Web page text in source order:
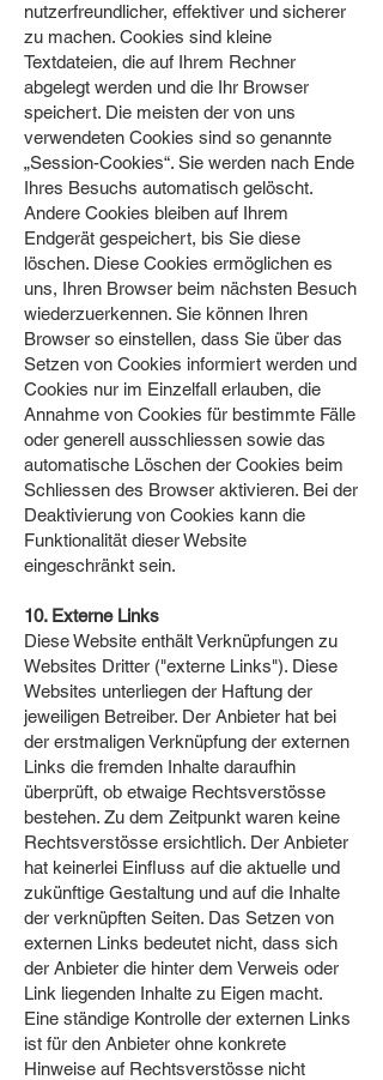
nutzerfreundlicher, effektiver und sicherer
zu machen. Cookies sind kleine
Textdateien, die auf Ihrem Rechner
abgelegt werden und die Ihr Browser
speichert. Die meisten der von uns
verwendeten Cookies sind so genannte
„Session-Cookies“. Sie werden nach Ende
Ihres Besuchs automatisch gelöscht.
Andere Cookies bleiben auf Ihrem
Endgerät gespeichert, bis Sie diese
löschen. Diese Cookies ermöglichen es
uns, Ihren Browser beim nächsten Besuch
wiederzuerkennen. Sie können Ihren
Browser so einstellen, dass Sie über das
Setzen von Cookies informiert werden und
Cookies nur im Einzelfall erlauben, die
Annahme von Cookies für bestimmte Fälle
oder generell ausschliessen sowie das
automatische Löschen der Cookies beim
Schliessen des Browser aktivieren. Bei der
Deaktivierung von Cookies kann die
Funktionalität dieser Website
eingeschränkt sein.
10. Externe Links
Diese Website enthält Verknüpfungen zu
Websites Dritter ("externe Links"). Diese
Websites unterliegen der Haftung der
jeweiligen Betreiber. Der Anbieter hat bei
der erstmaligen Verknüpfung der externen
Links die fremden Inhalte daraufhin
überprüft, ob etwaige Rechtsverstösse
bestehen. Zu dem Zeitpunkt waren keine
Rechtsverstösse ersichtlich. Der Anbieter
hat keinerlei Einfluss auf die aktuelle und
zukünftige Gestaltung und auf die Inhalte
der verknüpften Seiten. Das Setzen von
externen Links bedeutet nicht, dass sich
der Anbieter die hinter dem Verweis oder
Link liegenden Inhalte zu Eigen macht.
Eine ständige Kontrolle der externen Links
ist für den Anbieter ohne konkrete
Hinweise auf Rechtsverstösse nicht